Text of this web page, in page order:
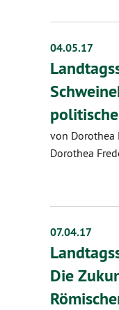
04.05.17
von Dorothea
Dorothea
07.04.17
Die